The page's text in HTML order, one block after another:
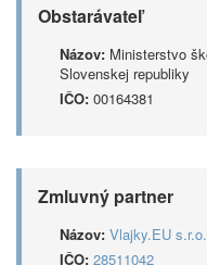
Obstarávateľ
Názov: Ministerstvo
Slovenskej republiky
IČO: 00164381
Zmluvný partner
Názov: Vlajky.EU s.r.o.
IČO: 28511042